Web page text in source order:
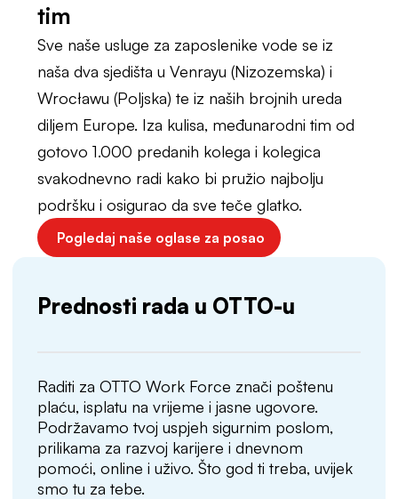
tim
Sve naše usluge za zaposlenike vode se iz
naša dva sjedišta u Venrayu (Nizozemska) i
Wrocławu (Poljska) te iz naših brojnih ureda
diljem Europe. Iza kulisa, međunarodni tim od
gotovo 1.000 predanih kolega i kolegica
svakodnevno radi kako bi pružio najbolju
podršku i osigurao da sve teče glatko.
Pogledaj naše oglase za posao
Prednosti rada u OTTO-u
Raditi za OTTO Work Force znači poštenu
plaću, isplatu na vrijeme i jasne ugovore.
Podržavamo tvoj uspjeh sigurnim poslom,
prilikama za razvoj karijere i dnevnom
pomoći, online i uživo. Što god ti treba, uvijek
smo tu za tebe.